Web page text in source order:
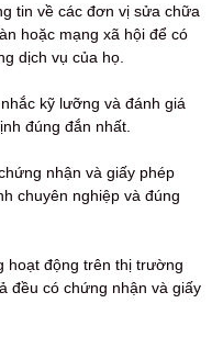
tin về các đơn vị sửa chữa
hoặc mạng xã hội để có
dịch vụ của họ.
kỹ lưỡng và đánh giá
đúng đắn nhất.
nhận và giấy phép
chuyên nghiệp và đúng
hoạt động trên thị trường
đều có chứng nhận và giấy